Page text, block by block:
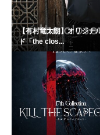
【有村竜太朗】オリジナ
ド「the clos...